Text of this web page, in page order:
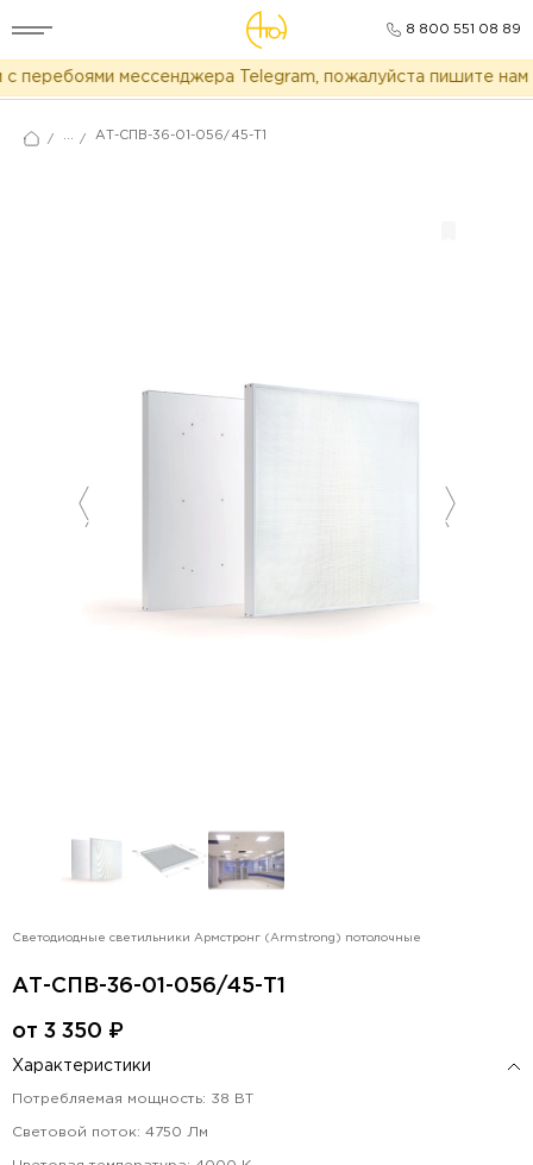
8 800 551 08 89
мессенджера Telegram, пожалуйста пишите нам в
/ ... / АТ-СПВ-36-01-056/45-Т1
Светодиодные светильники Армстронг (Armstrong) потолочные
АТ-СПВ-36-01-056/45-Т1
от 3 350 ₽
Характеристики
Потребляемая мощность: 38 ВТ
Световой поток: 4750 Лм